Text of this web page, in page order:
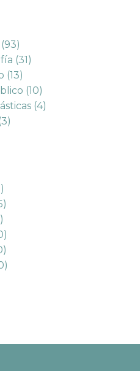
(93)
(31)
(13)
(10)
(4)
(3)